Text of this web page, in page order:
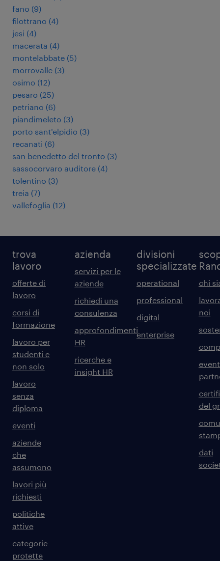
fano (9)
filottrano (4)
jesi (4)
macerata (4)
montelabbate (5)
morrovalle (3)
osimo (12)
pesaro (25)
petriano (6)
piandimeleto (3)
porto sant'elpidio (3)
recanati (6)
san benedetto del tronto (3)
sassocorvaro auditore (4)
tolentino (3)
treia (7)
vallefoglia (12)
trova
lavoro
offerte di
lavoro
corsi di
formazione
lavoro per
studenti e
non solo
lavoro
senza
diploma
eventi
aziende
che
assumono
lavori più
richiesti
politiche
attive
categorie
protette
azienda
servizi per le
aziende
richiedi una
consulenza
approfondimenti
HR
ricerche e
insight HR
divisioni
specializzate
operational
professional
digital
enterprise
chi
noi
del
dati